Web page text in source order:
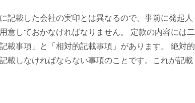
記載した会社の実印とは異なるので、事前に発起人
意しておかなければなりません。 定款の内容には二
載事項」と「相対的記載事項」があります。 絶対的
載しなければならない事項のことです。これが記載